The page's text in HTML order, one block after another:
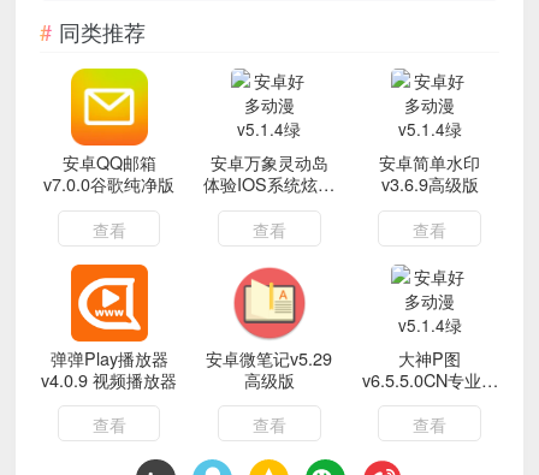
同类推荐
安卓QQ邮箱
v7.0.0谷歌纯净版
查看
安卓万象灵动岛
体验IOS系统炫酷
通知功能
查看
安卓简单水印
v3.6.9高级版
查看
弹弹Play播放器
v4.0.9 视频播放器
查看
安卓微笔记v5.29
高级版
查看
大神P图
v6.5.5.0CN专业版
图片编辑
查看